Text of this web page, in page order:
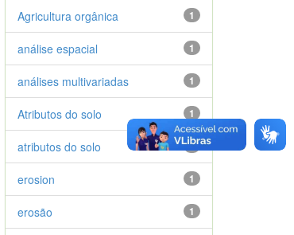
1
Agricultura orgânica
1
análise espacial
1
análises multivariadas
1
Atributos do solo
1
atributos do solo
1
erosion
1
erosão